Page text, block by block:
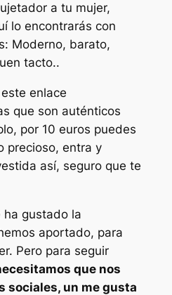
a tu mujer,
lo encontrarás con
Moderno, barato,
tacto..
enlace
que son auténticos
por 10 euros puedes
precioso, entra y
así, seguro que te
ha gustado la
aportado, para
Pero para seguir
que nos
sociales, un me gusta